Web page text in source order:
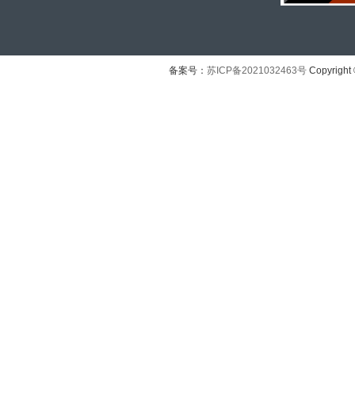
备案号： 苏ICP备2021032463号 Copyright